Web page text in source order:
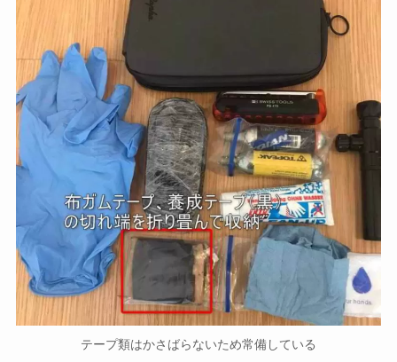
テープ類はかさばらないため常備している